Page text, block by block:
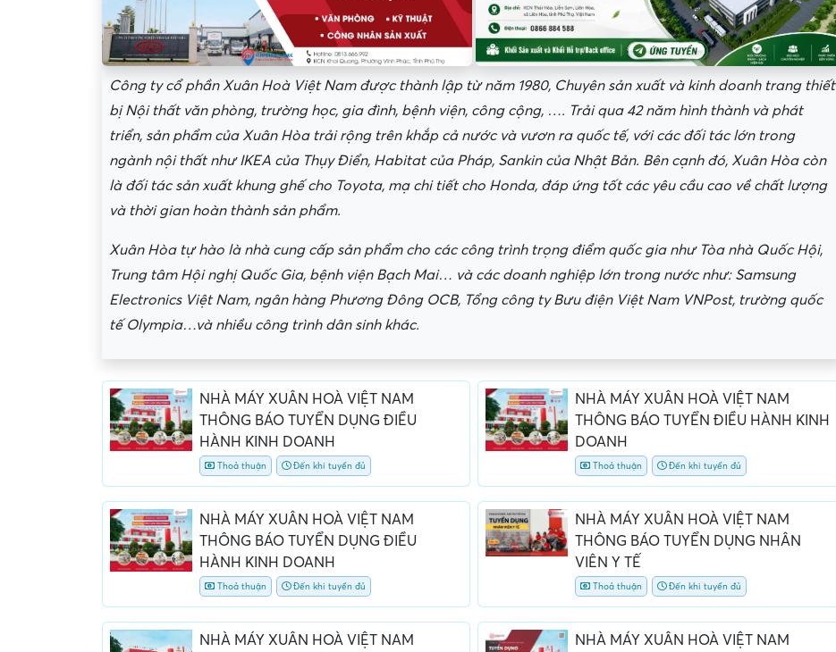
Công ty cổ phần Xuân Hoà Việt Nam được thành lập từ năm 1980, Chuyên sản xuất và kinh doanh trang thiết
bị Nội thất văn phòng, trường học, gia đình, bệnh viện, công cộng, …. Trải qua 42 năm hình thành và phát
triển, sản phẩm của Xuân Hòa trải rộng trên khắp cả nước và vươn ra quốc tế, với các đối tác lớn trong
ngành nội thất như IKEA của Thụy Điển, Habitat của Pháp, Sankin của Nhật Bản. Bên cạnh đó, Xuân Hòa còn
là đối tác sản xuất khung ghế cho Toyota, mạ chi tiết cho Honda, đáp ứng tốt các yêu cầu cao về chất lượng
và thời gian hoàn thành sản phẩm.
Xuân Hòa tự hào là nhà cung cấp sản phẩm cho các công trình trọng điểm quốc gia như Tòa nhà Quốc Hội,
Trung tâm Hội nghị Quốc Gia, bệnh viện Bạch Mai… và các doanh nghiệp lớn trong nước như: Samsung
Electronics Việt Nam, ngân hàng Phương Đông OCB, Tổng công ty Bưu điện Việt Nam VNPost, trường quốc
tế Olympia…và nhiều công trình dân sinh khác.
NHÀ MÁY XUÂN HOÀ VIỆT NAM
THÔNG BÁO TUYỂN DỤNG ĐIỀU
HÀNH KINH DOANH
Thoả thuận Đến khi tuyển đủ
NHÀ MÁY XUÂN HOÀ VIỆT NAM
THÔNG BÁO TUYỂN ĐIỀU HÀNH KINH
DOANH
Thoả thuận Đến khi tuyển đủ
NHÀ MÁY XUÂN HOÀ VIỆT NAM
THÔNG BÁO TUYỂN DỤNG ĐIỀU
HÀNH KINH DOANH
Thoả thuận Đến khi tuyển đủ
NHÀ MÁY XUÂN HOÀ VIỆT NAM
THÔNG BÁO TUYỂN DỤNG NHÂN
VIÊN Y TẾ
Thoả thuận Đến khi tuyển đủ
NHÀ MÁY XUÂN HOÀ VIỆT NAM
NHÀ MÁY XUÂN HOÀ VIỆT NAM